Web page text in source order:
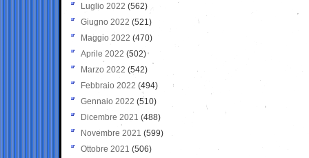
Luglio 2022 (562)
Giugno 2022 (521)
Maggio 2022 (470)
Aprile 2022 (502)
Marzo 2022 (542)
Febbraio 2022 (494)
Gennaio 2022 (510)
Dicembre 2021 (488)
Novembre 2021 (599)
Ottobre 2021 (506)